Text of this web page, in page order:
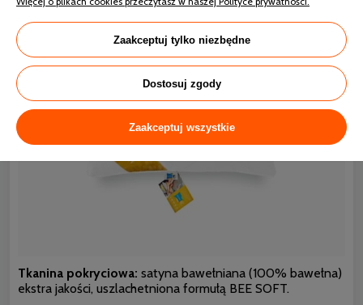
Tkanina pokryciowa: satyna bawełniana (100% bawełna)
ekstra jakości, uszlachetniona formułą BEE SOFT.
Zaakceptuj tylko niezbędne
Dostosuj zgody
Zaakceptuj wszystkie